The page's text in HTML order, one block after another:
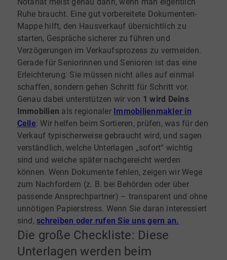
Ruhe braucht. Eine gut vorbereitete Dokumenten-
Mappe hilft, den Hausverkauf übersichtlich zu
starten, Gespräche sicherer zu führen und
Verzögerungen im Verkaufsprozess zu vermeiden.
Gerade für Seniorinnen und Senioren ist das eine
Erleichterung: Sie müssen nicht alles auf einmal
schaffen, sondern gehen Schritt für Schritt vor.
Genau dabei unterstützen wir von 1 wird Deins
Immobilien als regionaler Immobilienmakler in
Celle: Wir helfen beim Sortieren, prüfen, was für den
Verkauf typischerweise gebraucht wird, und sagen
verständlich, welche Unterlagen „sofort“ wichtig
sind und welche später nachgereicht werden
können. Wenn Dokumente fehlen, zeigen wir Wege
zum Nachfordern (z. B. bei Behörden oder über
passende Ansprechpartner) – transparent und ohne
unnötigen Papierstress. Wenn Sie daran interessiert
sind,schreiben oder rufen Sie uns gern an.
Die große Checkliste: Diese
Unterlagen werden beim